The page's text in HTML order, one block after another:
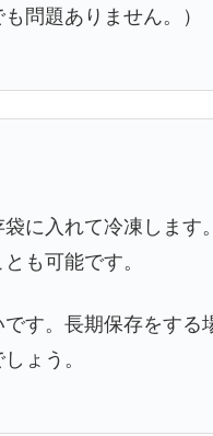
問題ありません。）
に入れて冷凍します。
も可能です。
す。長期保存をする
ょう。